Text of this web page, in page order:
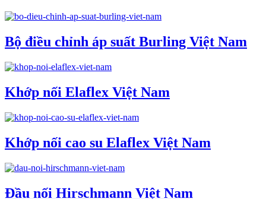
Bộ điều chỉnh áp suất Burling Việt Nam
Khớp nối Elaflex Việt Nam
Khớp nối cao su Elaflex Việt Nam
Đầu nối Hirschmann Việt Nam